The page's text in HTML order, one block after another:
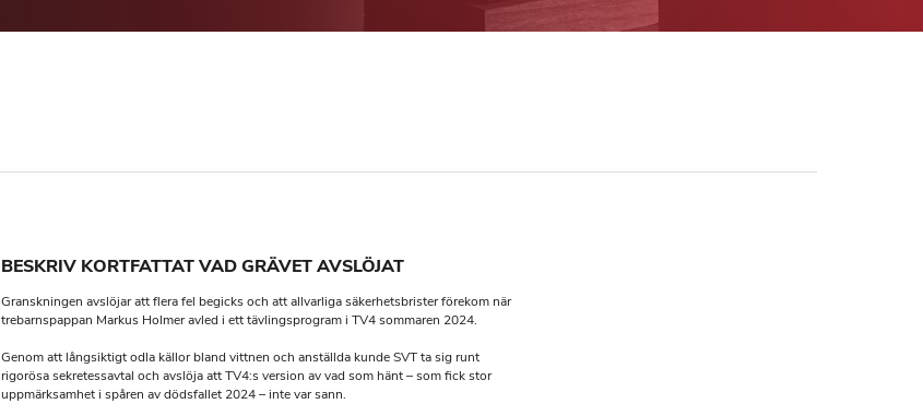
BESKRIV KORTFATTAT VAD GRÄVET AVSLÖJAT
Granskningen avslöjar att flera fel begicks och att allvarliga säkerhetsbrister förekom när
trebarnspappan Markus Holmer avled i ett tävlingsprogram i TV4 sommaren 2024.
Genom att långsiktigt odla källor bland vittnen och anställda kunde SVT ta sig runt
rigorösa sekretessavtal och avslöja att TV4:s version av vad som hänt – som fick stor
uppmärksamhet i spåren av dödsfallet 2024 – inte var sann.